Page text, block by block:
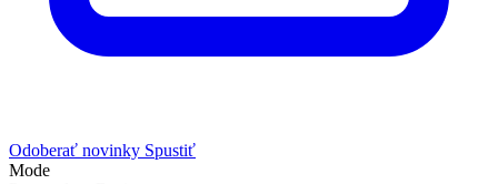
Odoberať novinky Spustiť
Mode